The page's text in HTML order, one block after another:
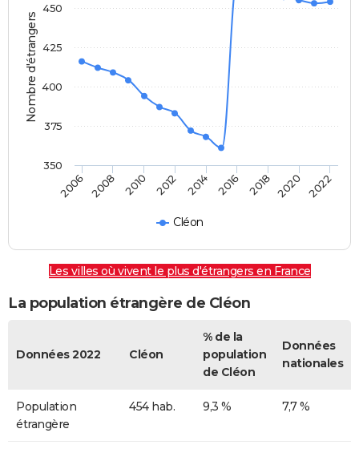
Nombre d'étrangers
Cléon
2006 2008 2010 2012 2014 2016 2018 2020 2022
350
375
400
425
450
Les villes où vivent le plus d'étrangers en France
La population étrangère de Cléon
Données 2022 Cléon
% de la
population
de Cléon
Données
nationales
Population
étrangère
454 hab. 9,3 % 7,7 %